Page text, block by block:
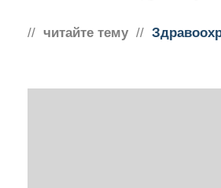
// читайте тему //